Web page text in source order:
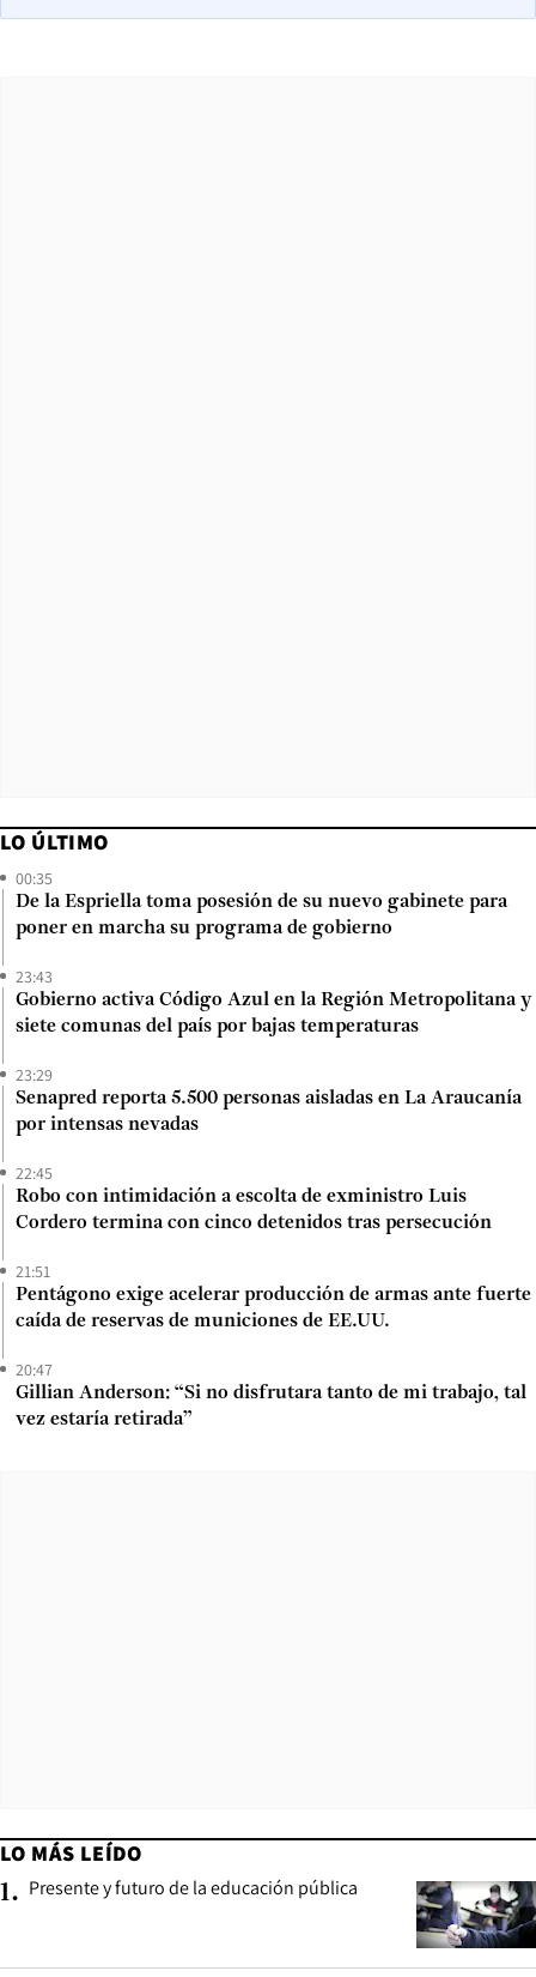
LO ÚLTIMO
00:35
De la Espriella toma posesión de su nuevo gabinete para
poner en marcha su programa de gobierno
23:43
Gobierno activa Código Azul en la Región Metropolitana y
siete comunas del país por bajas temperaturas
23:29
Senapred reporta 5.500 personas aisladas en La Araucanía
por intensas nevadas
22:45
Robo con intimidación a escolta de exministro Luis
Cordero termina con cinco detenidos tras persecución
21:51
Pentágono exige acelerar producción de armas ante fuerte
caída de reservas de municiones de EE.UU.
20:47
Gillian Anderson: “Si no disfrutara tanto de mi trabajo, tal
vez estaría retirada”
LO MÁS LEÍDO
1. Presente y futuro de la educación pública